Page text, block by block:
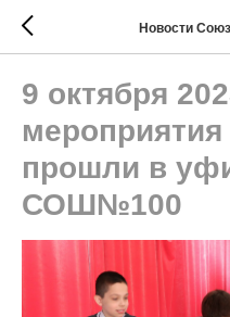
Новости
9 октября
прошли в
СОШ№100